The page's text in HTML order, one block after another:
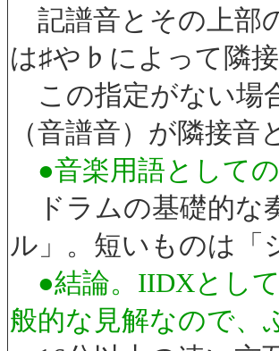
記譜音とその上部
は♯や♭によって隣
この指定がない場
（音譜音）が隣接音
●音楽用語として
ドラムの基礎的な
ル」。短いものは「
●結論。IIDXとし
般的な見解なので、